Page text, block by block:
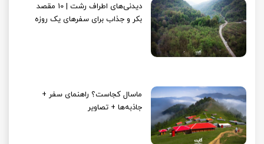
دیدنی‌های اطراف رشت | 10 مقصد
بکر و جذاب برای سفرهای یک روزه
ماسال کجاست؟ راهنمای سفر +
جاذبه‌ها + تصاویر